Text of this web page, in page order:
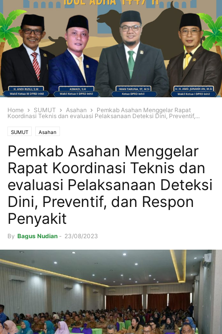
Home SUMUT Asahan
Pemkab Asahan Menggelar Rapat
Koordinasi Teknis dan evaluasi Pelaksanaan Deteksi Dini, Preventif,...
SUMUT Asahan
Pemkab Asahan Menggelar
Rapat Koordinasi Teknis dan
evaluasi Pelaksanaan Deteksi
Dini, Preventif, dan Respon
Penyakit
By Bagus Nudian - 23/08/2023